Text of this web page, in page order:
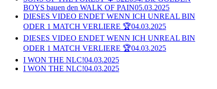
BOYS bauen den WALK OF PAIN05.03.2025
DIESES VIDEO ENDET WENN ICH UNREAL BIN
ODER 1 MATCH VERLIERE 🏆04.03.2025
DIESES VIDEO ENDET WENN ICH UNREAL BIN
ODER 1 MATCH VERLIERE 🏆04.03.2025
I WON THE NLC!04.03.2025
I WON THE NLC!04.03.2025